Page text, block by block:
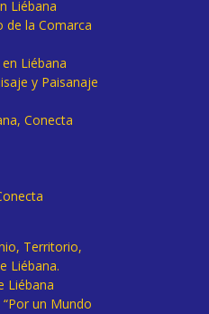
Liébana
de la Comarca
Liébana
y Paisanaje
Conecta
Territorio,
Liébana.
Liébana
un Mundo